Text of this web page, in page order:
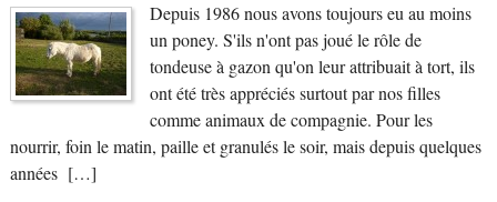
Depuis 1986 nous avons toujours eu au moins
un poney. S'ils n'ont pas joué le rôle de
tondeuse à gazon qu'on leur attribuait à tort, ils
ont été très appréciés surtout par nos filles
comme animaux de compagnie. Pour les
nourrir, foin le matin, paille et granulés le soir, mais depuis quelques
années […]